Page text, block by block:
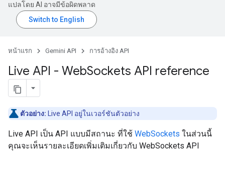
แปลโดย AI อาจมีข้อผิดพลาด
หน้าแรก Gemini API การอ้างอิง API
Live API - WebSockets API reference
ตัวอย่าง: Live API อยู่ในเวอร์ชันตัวอย่าง
Live API เป็น API แบบมีสถานะ ที่ใช้ WebSockets ในส่วนนี้
คุณจะเห็นรายละเอียดเพิ่มเติมเกี่ยวกับ WebSockets API